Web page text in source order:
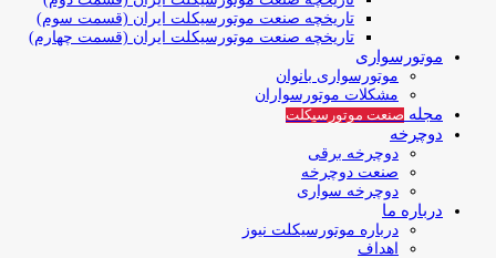
تاریخچه صنعت موتورسیکلت ایران (قسمت سوم)
تاریخچه صنعت موتورسیکلت ایران (قسمت چهارم)
موتورسواری
موتورسواری بانوان
مشکلات موتورسواران
مجله صنعت موتورسیکلت
دوچرخه
دوچرخه برقی
صنعت دوچرخه
دوچرخه سواری
درباره ما
درباره موتورسیکلت نیوز
اهداف